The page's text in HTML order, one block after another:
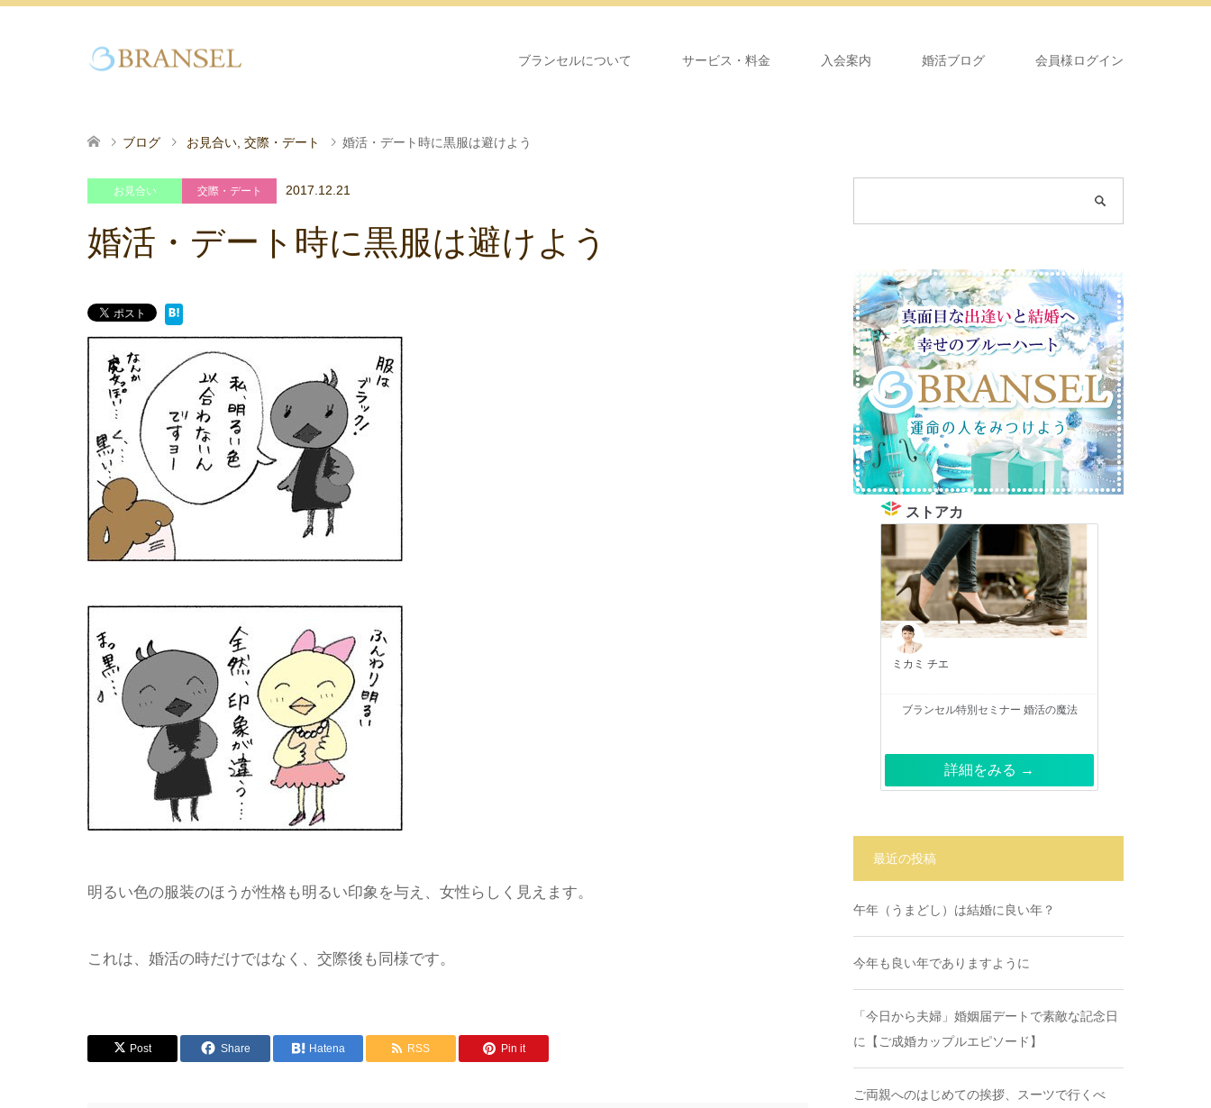
ブランセルについて サービス・料金 入会案内 婚活ブログ 会員様ログイン
ブログ お見合い 交際・デート 婚活・デート時に黒服は避けよう
お見合い 交際・デート 2017.12.21
婚活・デート時に黒服は避けよう
明るい色の服装のほうが性格も明るい印象を与え、女性らしく見えます。
これは、婚活の時だけではなく、交際後も同様です。
Post Share Hatena RSS Pin it
ストアカ
ミカミ チエ
ブランセル特別セミナー 婚活の魔法
詳細をみる →
最近の投稿
午年（うまどし）は結婚に良い年？
今年も良い年でありますように
「今日から夫婦」婚姻届デートで素敵な記念日
に【ご成婚カップルエピソード】
ご両親へのはじめての挨拶、スーツで行くべ